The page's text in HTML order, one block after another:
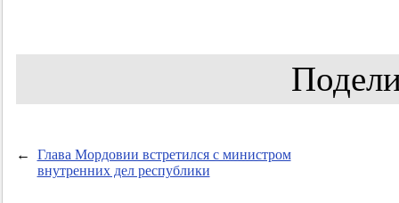
←
Глава Мордовии встретился с министром
внутренних дел республики